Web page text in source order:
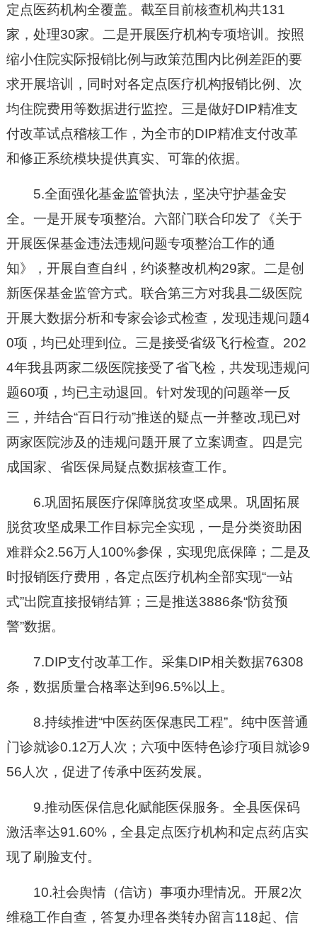
定点医药机构全覆盖。截至目前核查机构共131
家，处理30家。二是开展医疗机构专项培训。按照
缩小住院实际报销比例与政策范围内比例差距的要
求开展培训，同时对各定点医疗机构报销比例、次
均住院费用等数据进行监控。三是做好DIP精准支
付改革试点稽核工作，为全市的DIP精准支付改革
和修正系统模块提供真实、可靠的依据。
5.全面强化基金监管执法，坚决守护基金安
全。一是开展专项整治。六部门联合印发了《关于
开展医保基金违法违规问题专项整治工作的通
知》，开展自查自纠，约谈整改机构29家。二是创
新医保基金监管方式。联合第三方对我县二级医院
开展大数据分析和专家会诊式检查，发现违规问题4
0项，均已处理到位。三是接受省级飞行检查。202
4年我县两家二级医院接受了省飞检，共发现违规问
题60项，均已主动退回。针对发现的问题举一反
三，并结合“百日行动”推送的疑点一并整改,现已对
两家医院涉及的违规问题开展了立案调查。四是完
成国家、省医保局疑点数据核查工作。
6.巩固拓展医疗保障脱贫攻坚成果。巩固拓展
脱贫攻坚成果工作目标完全实现，一是分类资助困
难群众2.56万人100%参保，实现兜底保障；二是及
时报销医疗费用，各定点医疗机构全部实现“一站
式”出院直接报销结算；三是推送3886条“防贫预
警”数据。
7.DIP支付改革工作。采集DIP相关数据76308
条，数据质量合格率达到96.5%以上。
8.持续推进“中医药医保惠民工程”。纯中医普通
门诊就诊0.12万人次；六项中医特色诊疗项目就诊9
56人次，促进了传承中医药发展。
9.推动医保信息化赋能医保服务。全县医保码
激活率达91.60%，全县定点医疗机构和定点药店实
现了刷脸支付。
10.社会舆情（信访）事项办理情况。开展2次
维稳工作自查，答复办理各类转办留言118起、信